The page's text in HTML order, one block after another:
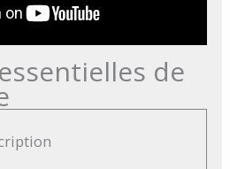
de